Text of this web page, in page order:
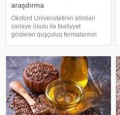
araşdırma
Oksford Universitetinin alimləri
sənaye üsulu ilə fəaliyyət
göstərən quşçuluq fermalarının
biləcəyini bildiriblər. xəbər verir ki,
araşdırma zamanı son 45 i